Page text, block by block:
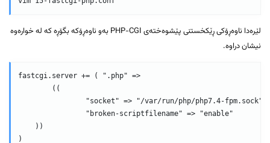
لێرەدا ناوەڕۆکی ڕێکخستنی پێشوەختەی PHP-CGI بەو ناوەڕۆکە بگۆڕە کە لە خوارەوە
نیشان دراوە.
fastcgi.server += ( ".php" =>
    ))